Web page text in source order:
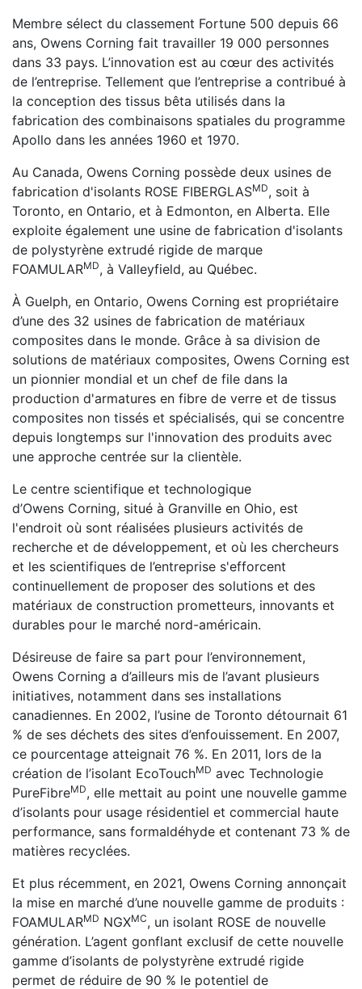
Membre sélect du classement Fortune 500 depuis 66
ans, Owens Corning fait travailler 19 000 personnes
dans 33 pays. L’innovation est au cœur des activités
de l’entreprise. Tellement que l’entreprise a contribué à
la conception des tissus bêta utilisés dans la
fabrication des combinaisons spatiales du programme
Apollo dans les années 1960 et 1970.
Au Canada, Owens Corning possède deux usines de
fabrication d'isolants ROSE FIBERGLASMD, soit à
Toronto, en Ontario, et à Edmonton, en Alberta. Elle
exploite également une usine de fabrication d'isolants
de polystyrène extrudé rigide de marque
FOAMULARMD, à Valleyfield, au Québec.
À Guelph, en Ontario, Owens Corning est propriétaire
d’une des 32 usines de fabrication de matériaux
composites dans le monde. Grâce à sa division de
solutions de matériaux composites, Owens Corning est
un pionnier mondial et un chef de file dans la
production d'armatures en fibre de verre et de tissus
composites non tissés et spécialisés, qui se concentre
depuis longtemps sur l'innovation des produits avec
une approche centrée sur la clientèle.
Le centre scientifique et technologique
d’Owens Corning, situé à Granville en Ohio, est
l'endroit où sont réalisées plusieurs activités de
recherche et de développement, et où les chercheurs
et les scientifiques de l’entreprise s'efforcent
continuellement de proposer des solutions et des
matériaux de construction prometteurs, innovants et
durables pour le marché nord-américain.
Désireuse de faire sa part pour l’environnement,
Owens Corning a d’ailleurs mis de l’avant plusieurs
initiatives, notamment dans ses installations
canadiennes. En 2002, l’usine de Toronto détournait 61
% de ses déchets des sites d’enfouissement. En 2007,
ce pourcentage atteignait 76 %. En 2011, lors de la
création de l’isolant EcoTouchMD avec Technologie
PureFibreMD, elle mettait au point une nouvelle gamme
d’isolants pour usage résidentiel et commercial haute
performance, sans formaldéhyde et contenant 73 % de
matières recyclées.
Et plus récemment, en 2021, Owens Corning annonçait
la mise en marché d’une nouvelle gamme de produits :
FOAMULARMD NGXMC, un isolant ROSE de nouvelle
génération. L’agent gonflant exclusif de cette nouvelle
gamme d’isolants de polystyrène extrudé rigide
permet de réduire de 90 % le potentiel de